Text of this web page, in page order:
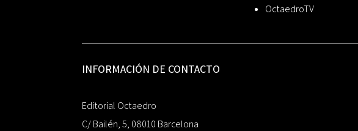
OctaedroTV
INFORMACIÓN DE CONTACTO
Editorial Octaedro
C/ Bailén, 5, 08010 Barcelona